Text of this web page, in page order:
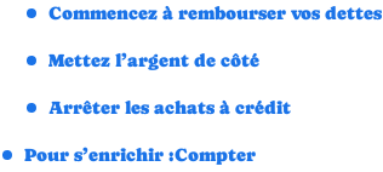
Commencez à rembourser vos dettes
Mettez l’argent de côté
Arrêter les achats à crédit
Pour s’enrichir :Compter